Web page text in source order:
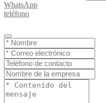
WhatsApp
teléfono